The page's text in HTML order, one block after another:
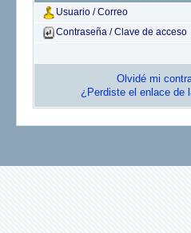
Usuario / Correo
Contraseña / Clave de acceso
Olvidé mi
¿Perdiste el enlace de